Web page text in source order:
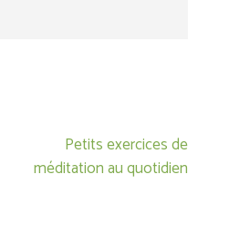
Petits exercices de
méditation au quotidien